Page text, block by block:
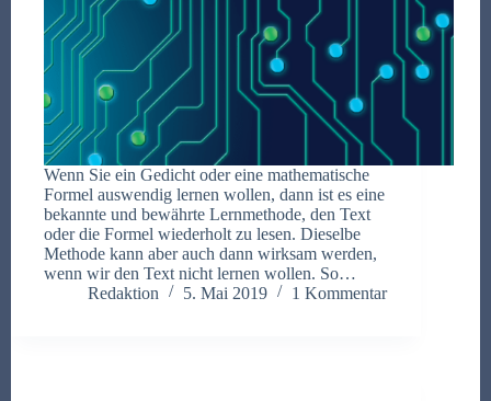
Wenn Sie ein Gedicht oder eine mathematische
Formel auswendig lernen wollen, dann ist es eine
bekannte und bewährte Lernmethode, den Text
oder die Formel wiederholt zu lesen. Dieselbe
Methode kann aber auch dann wirksam werden,
wenn wir den Text nicht lernen wollen. So…
Redaktion
5. Mai 2019 1 Kommentar